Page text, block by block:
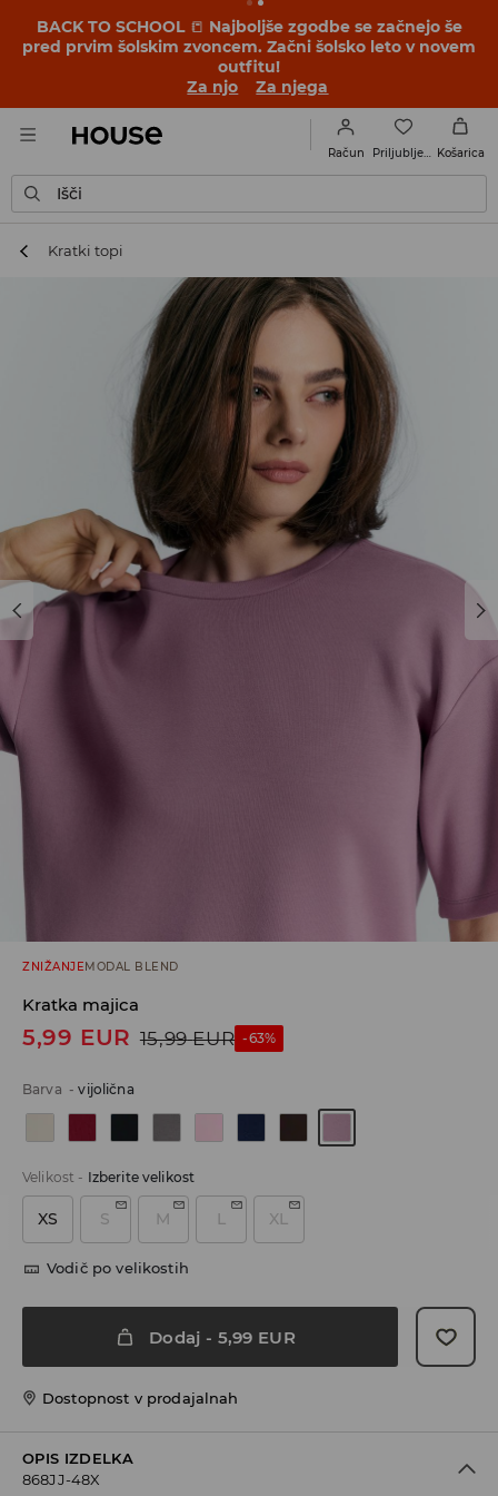
BACK TO SCHOOL 📒 Najboljše zgodbe se začnejo še
pred prvim šolskim zvoncem. Začni šolsko leto v novem
outfitu!
Za njo
Za njega
Račun Košarica
Išči
Kratki topi
ZNIŽANJE MODAL BLEND
Kratka majica
5,99 EUR 15,99 EUR -63%
Barva -vijolična
Velikost - Izberite velikost
XS S M L XL
Vodič po velikostih
Dodaj - 5,99 EUR
Dostopnost v prodajalnah
OPIS IZDELKA
868JJ-48X